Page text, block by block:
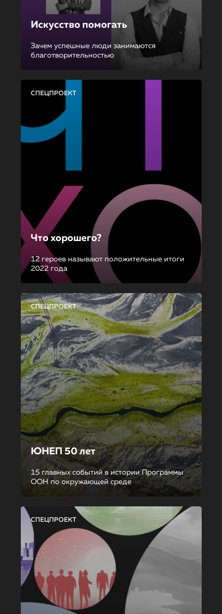
Искусство помогать
Зачем успешные люди занимаются
благотворительностью
СПЕЦПРОЕКТ
Что хорошего?
12 героев называют положительные итоги
2022 года
СПЕЦПРОЕКТ
ЮНЕП 50 лет
15 главных событий в истории Программы
ООН по окружающей среде
СПЕЦПРОЕКТ